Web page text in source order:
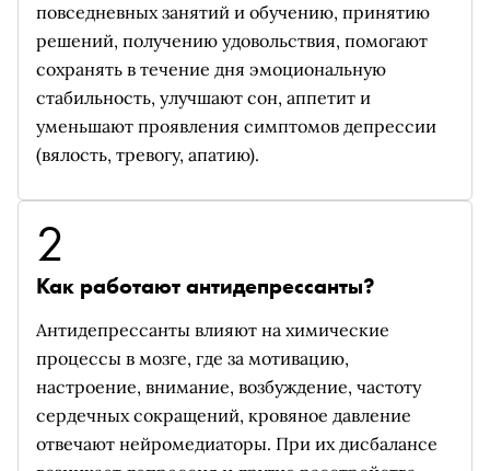
повседневных занятий и обучению, принятию
решений, получению удовольствия, помогают
сохранять в течение дня эмоциональную
стабильность, улучшают сон, аппетит и
уменьшают проявления симптомов депрессии
(вялость, тревогу, апатию).
2
Как работают антидепрессанты?
Антидепрессанты влияют на химические
процессы в мозге, где за мотивацию,
настроение, внимание, возбуждение, частоту
сердечных сокращений, кровяное давление
отвечают нейромедиаторы. При их дисбалансе